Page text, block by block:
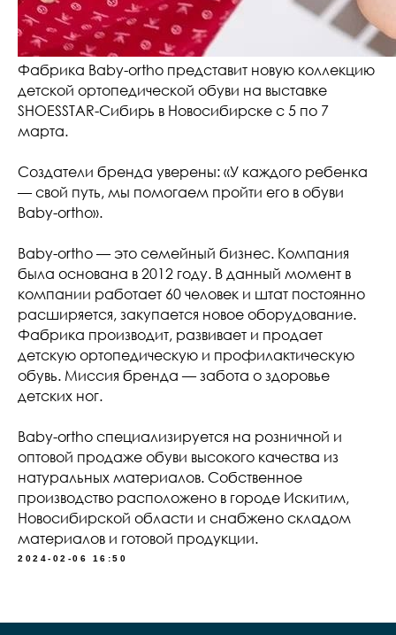
Фабрика Baby-ortho представит новую коллекцию
детской ортопедической обуви на выставке
SHOESSTAR-Сибирь в Новосибирске с 5 по 7
марта.
Создатели бренда уверены: «У каждого ребенка
— свой путь, мы помогаем пройти его в обуви
Baby-ortho».
Baby-ortho — это семейный бизнес. Компания
была основана в 2012 году. В данный момент в
компании работает 60 человек и штат постоянно
расширяется, закупается новое оборудование.
Фабрика производит, развивает и продает
детскую ортопедическую и профилактическую
обувь. Миссия бренда — забота о здоровье
детских ног.
Baby-ortho специализируется на розничной и
оптовой продаже обуви высокого качества из
натуральных материалов. Собственное
производство расположено в городе Искитим,
Новосибирской области и снабжено складом
материалов и готовой продукции.
2024-02-06 16:50